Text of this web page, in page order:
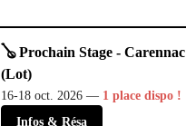
🪕 Prochain Stage - Carennac
(Lot)
16-18 oct. 2026 — 1 place dispo !
Infos & Résa